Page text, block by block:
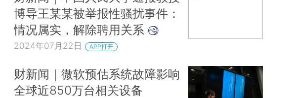
博导王某某被举报性骚扰事件：
情况属实，解除聘用关系
2024年07月22日 APP打开
财新闻｜微软预估系统故障影响
全球近850万台相关设备